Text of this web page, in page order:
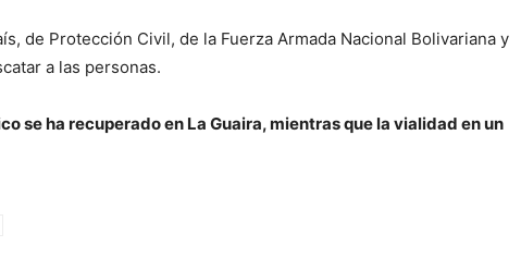
de Protección Civil, de la Fuerza Armada Nacional Bolivariana y
a las personas.
se ha recuperado en La Guaira, mientras que la vialidad en un